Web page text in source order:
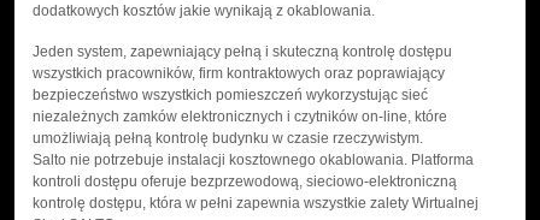
dodatkowych kosztów jakie wynikają z okablowania.
Jeden system, zapewniający pełną i skuteczną kontrolę dostępu
wszystkich pracowników, firm kontraktowych oraz poprawiający
bezpieczeństwo wszystkich pomieszczeń wykorzystując sieć
niezależnych zamków elektronicznych i czytników on-line, które
umożliwiają pełną kontrolę budynku w czasie rzeczywistym.
Salto nie potrzebuje instalacji kosztownego okablowania. Platforma
kontroli dostępu oferuje bezprzewodową, sieciowo-elektroniczną
kontrolę dostępu, która w pełni zapewnia wszystkie zalety Wirtualnej